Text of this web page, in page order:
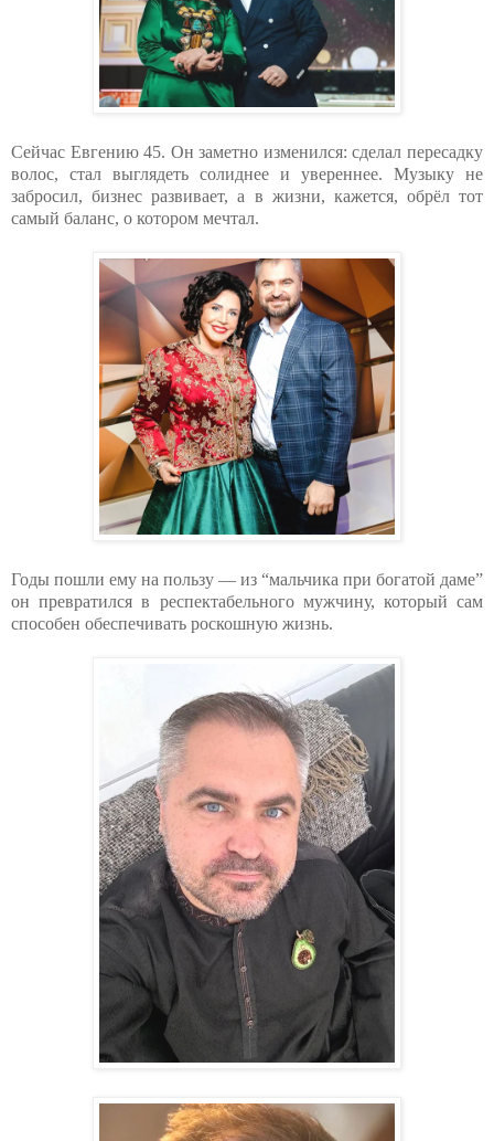
Сейчас Евгению 45. Он заметно изменился: сделал пересадку
волос, стал выглядеть солиднее и увереннее. Музыку не
забросил, бизнес развивает, а в жизни, кажется, обрёл тот
самый баланс, о котором мечтал.
Годы пошли ему на пользу — из “мальчика при богатой даме”
он превратился в респектабельного мужчину, который сам
способен обеспечивать роскошную жизнь.